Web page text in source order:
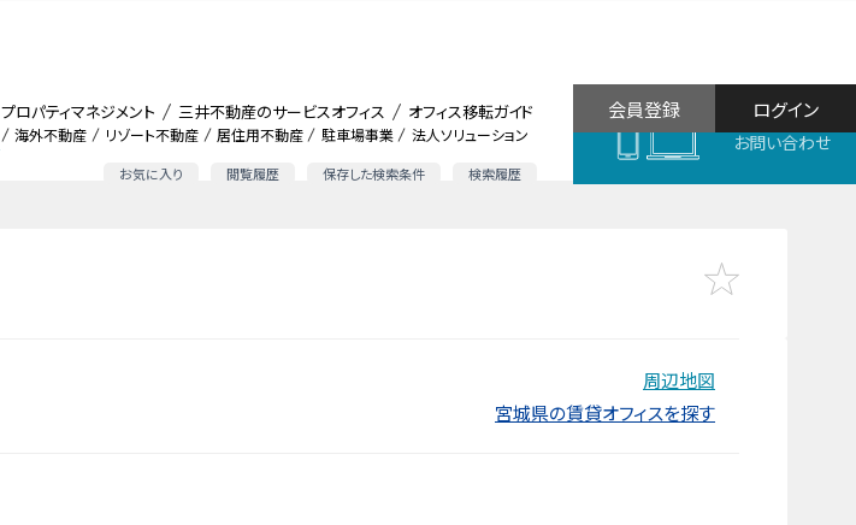
海外不動産 リゾート不動産 居住用不動産 駐車場事業 法人ソリューション
お気に入り 閲覧履歴 保存した検索条件 検索履歴
プロパティマネジメント 三井不動産のサービスオフィス オフィス移転ガイド
お問い合わせ
ログイン
会員登録
周辺地図
宮城県の賃貸オフィスを探す